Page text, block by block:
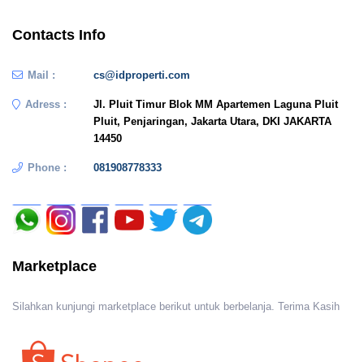
Contacts Info
Mail : cs@idproperti.com
Adress :
Jl. Pluit Timur Blok MM Apartemen Laguna Pluit
Pluit, Penjaringan, Jakarta Utara, DKI JAKARTA
14450
Phone : 081908778333
Marketplace
Silahkan kunjungi marketplace berikut untuk berbelanja. Terima Kasih